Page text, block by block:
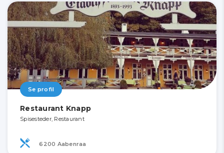
Se profil
Restaurant Knapp
Spisesteder, Restaurant
6200 Aabenraa